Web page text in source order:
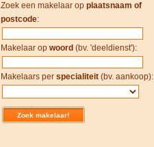
Zoek een makelaar op plaatsnaam of
postcode:
Makelaar op woord (bv. 'deeldienst'):
Makelaars per specialiteit(bv. aankoop):